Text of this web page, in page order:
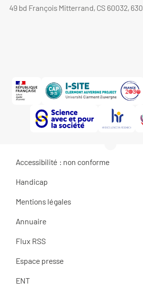
49 bd François Mitterrand, CS 60032,
Accessibilité : non conforme
Handicap
Mentions légales
Annuaire
Flux RSS
Espace presse
ENT